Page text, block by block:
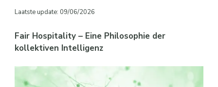
Laatste update: 09/06/2026
Fair Hospitality – Eine Philosophie der
kollektiven Intelligenz